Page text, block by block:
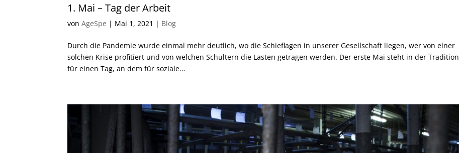
1. Mai – Tag der Arbeit
vonAgeSpe | Mai 1, 2021 | Blog
Durch die Pandemie wurde einmal mehr deutlich, wo die Schieflagen in unserer Gesellschaft liegen, wer von einer
solchen Krise profitiert und von welchen Schultern die Lasten getragen werden. Der erste Mai steht in der Tradition
für einen Tag, an dem für soziale...